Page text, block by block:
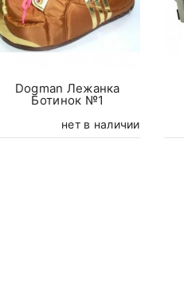
Dogman Лежанка
Ботинок №1
нет в наличии